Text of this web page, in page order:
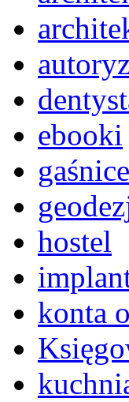
ebooki
gaśnice
hostel
konta